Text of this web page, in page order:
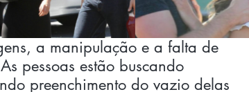
a manipulação e a falta de
pessoas estão buscando
preenchimento do vazio delas